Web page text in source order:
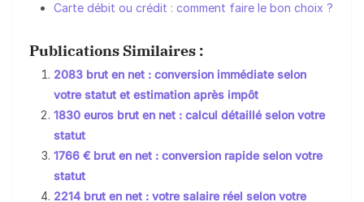
Carte débit ou crédit : comment faire le bon choix ?
Publications Similaires :
2083 brut en net : conversion immédiate selon
votre statut et estimation après impôt
1830 euros brut en net : calcul détaillé selon votre
statut
1766 € brut en net : conversion rapide selon votre
statut
2214 brut en net : votre salaire réel selon votre